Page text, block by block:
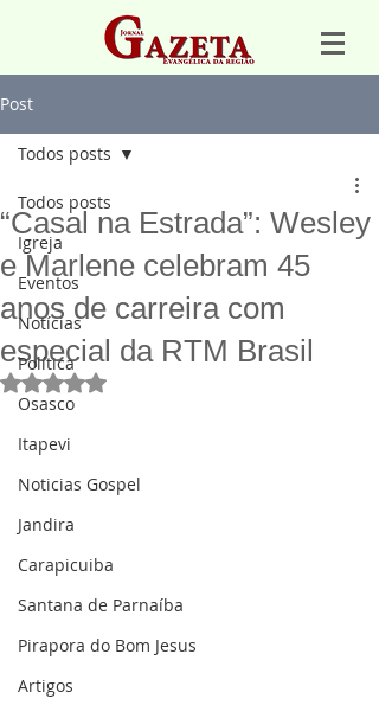
Post
Todos posts
Igreja
Eventos
Notícias
Política
Osasco
Itapevi
Noticias Gospel
Jandira
Carapicuiba
Santana de Parnaíba
Pirapora do Bom Jesus
Artigos
Todos posts
“Casal na Estrada”: Wesley
e Marlene celebram 45
anos de carreira com
especial da RTM Brasil
Avaliado com NaN de 5 estrelas.